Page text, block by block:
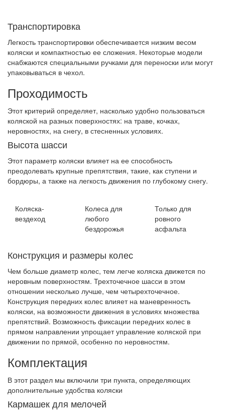
Транспортировка
Легкость транспортировки обеспечивается низким весом
коляски и компактностью ее сложения. Некоторые модели
снабжаются специальными ручками для переноски или могут
упаковываться в чехол.
Проходимость
Этот критерий определяет, насколько удобно пользоваться
коляской на разных поверхностях: на траве, кочках,
неровностях, на снегу, в стесненных условиях.
Высота шасси
Этот параметр коляски влияет на ее способность
преодолевать крупные препятствия, такие, как ступени и
бордюры, а также на легкость движения по глубокому снегу.
Коляска-
вездеход
Колеса для
любого
бездорожья
Только для
ровного
асфальта
Конструкция и размеры колес
Чем больше диаметр колес, тем легче коляска движется по
неровным поверхностям. Трехточечное шасси в этом
отношении несколько лучше, чем четырехточечное.
Конструкция передних колес влияет на маневренность
коляски, на возможности движения в условиях множества
препятствий. Возможность фиксации передних колес в
прямом направлении упрощает управление коляской при
движении по прямой, особенно по неровностям.
Комплектация
В этот раздел мы включили три пункта, определяющих
дополнительные удобства коляски
Кармашек для мелочей